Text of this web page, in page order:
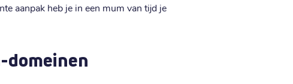
aanpak heb je in een mum van tijd je
domeinen